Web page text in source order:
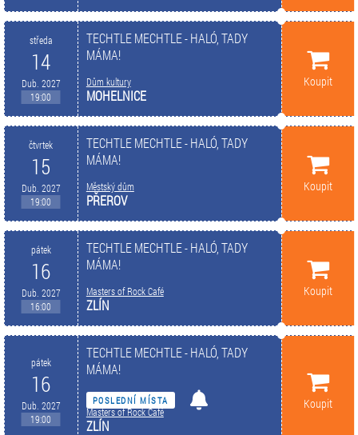
středa
14
Dub. 2027
19:00
TECHTLE MECHTLE - HALÓ, TADY
MÁMA!
Dům kultury
MOHELNICE
Koupit
čtvrtek
15
Dub. 2027
19:00
TECHTLE MECHTLE - HALÓ, TADY
MÁMA!
Městský dům
PŘEROV
Koupit
pátek
16
Dub. 2027
16:00
TECHTLE MECHTLE - HALÓ, TADY
MÁMA!
Masters of Rock Café
ZLÍN
Koupit
pátek
16
Dub. 2027
19:00
TECHTLE MECHTLE - HALÓ, TADY
MÁMA!
POSLEDNÍ MÍSTA
Masters of Rock Café
ZLÍN
Koupit